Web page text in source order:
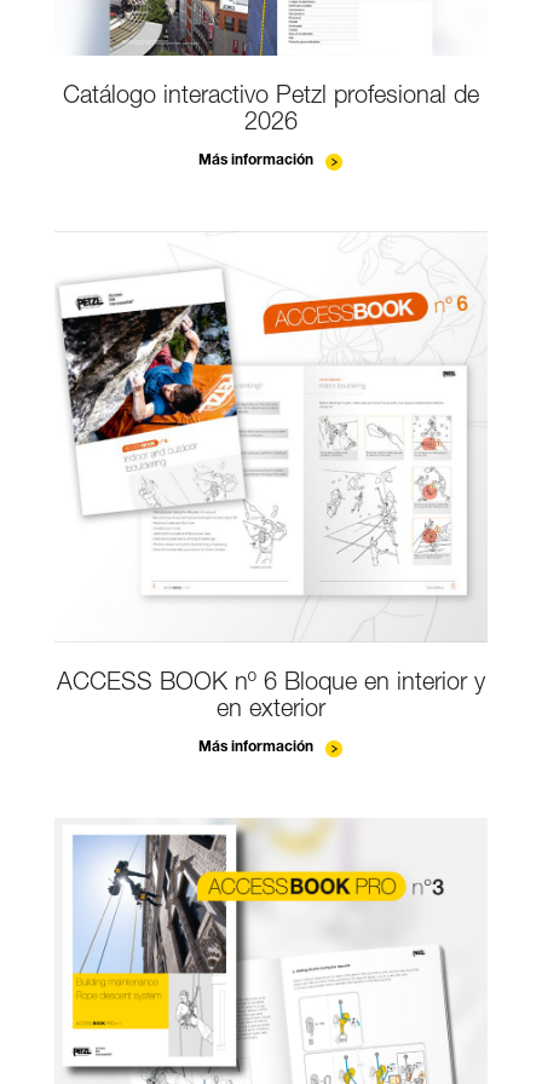
Catálogo interactivo Petzl profesional de
2026
Más información
ACCESS BOOK nº 6 Bloque en interior y
en exterior
Más información